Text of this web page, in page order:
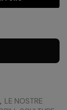
, LE NOSTRE